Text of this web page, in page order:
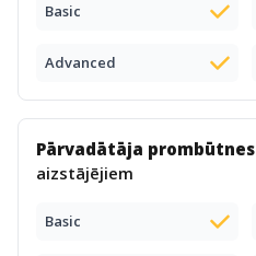
Basic
Advanced
Pārvadātāja prombūtnes
aizstājējiem
Basic